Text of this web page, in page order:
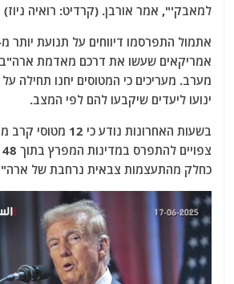
למאבק'", אמר אורבן. (קרדיט: רואיה ניוז)
אמריקאים שעשו את דרכם מאדמת ארה"ב
מערב. מעריכים כי המטוסים יחנו תחילה
ינועו ליעדים שיקבעו להם לפי המצב.
כחלק מהתעצמות צבאית נרחבת של